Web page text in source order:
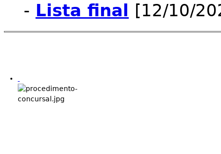
- Lista final [12/10/